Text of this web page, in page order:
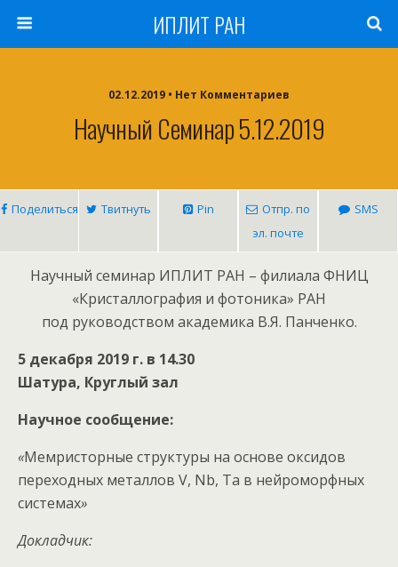
ИПЛИТ РАН
02.12.2019 • Нет Комментариев
Научный Семинар 5.12.2019
Поделиться Твитнуть Pin
Отпр. по
эл. почте
SMS
Научный семинар ИПЛИТ РАН – филиала ФНИЦ
«Кристаллография и фотоника» РАН
под руководством академика В.Я. Панченко.
5 декабря 2019 г. в 14.30
Шатура, Круглый зал
Научное сообщение:
«Мемристорные структуры на основе оксидов
переходных металлов V, Nb, Ta в нейроморфных
системах»
Докладчик: